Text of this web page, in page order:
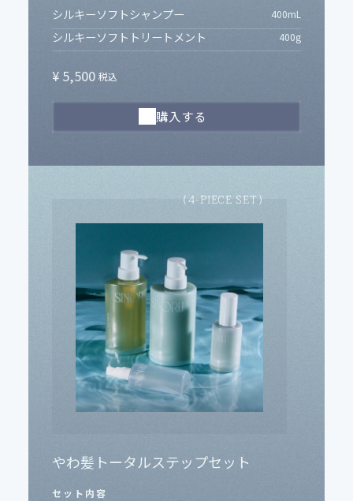
シルキーソフトシャンプー 400mL
シルキーソフトトリートメント 400g
¥ 5,500 税込
購入する
（4-PIECE SET）
やわ髪トータルステップセット
セット内容